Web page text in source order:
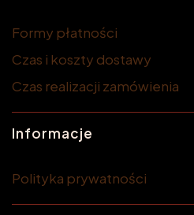
Formy płatności
Czas i koszty dostawy
Czas realizacji zamówienia
Informacje
Polityka prywatności